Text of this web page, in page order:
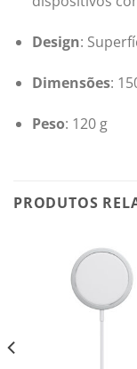
Design:
Dimensões:
Peso: 120 g
PRODUTOS